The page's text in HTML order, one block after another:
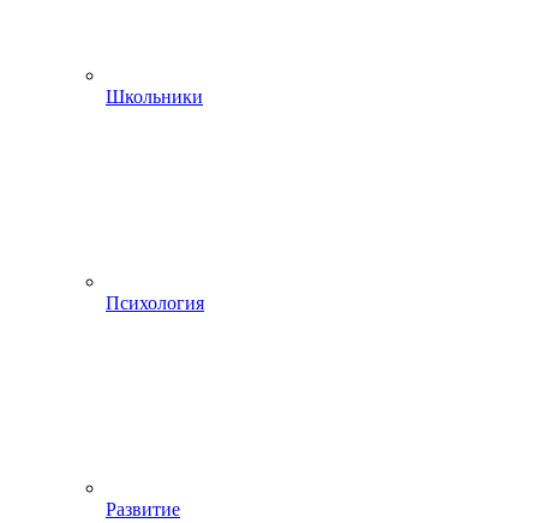
Школьники
Психология
Развитие